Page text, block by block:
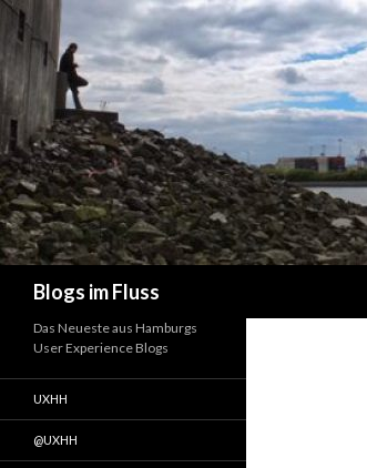
Blogs im Fluss
Das Neueste aus Hamburgs
User Experience Blogs
UXHH
@UXHH